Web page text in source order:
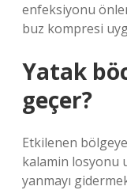
enfeksiyonu
buz kompresi
Yatak
geçer?
Etkilenen
kalamin losyonu
yanmayı